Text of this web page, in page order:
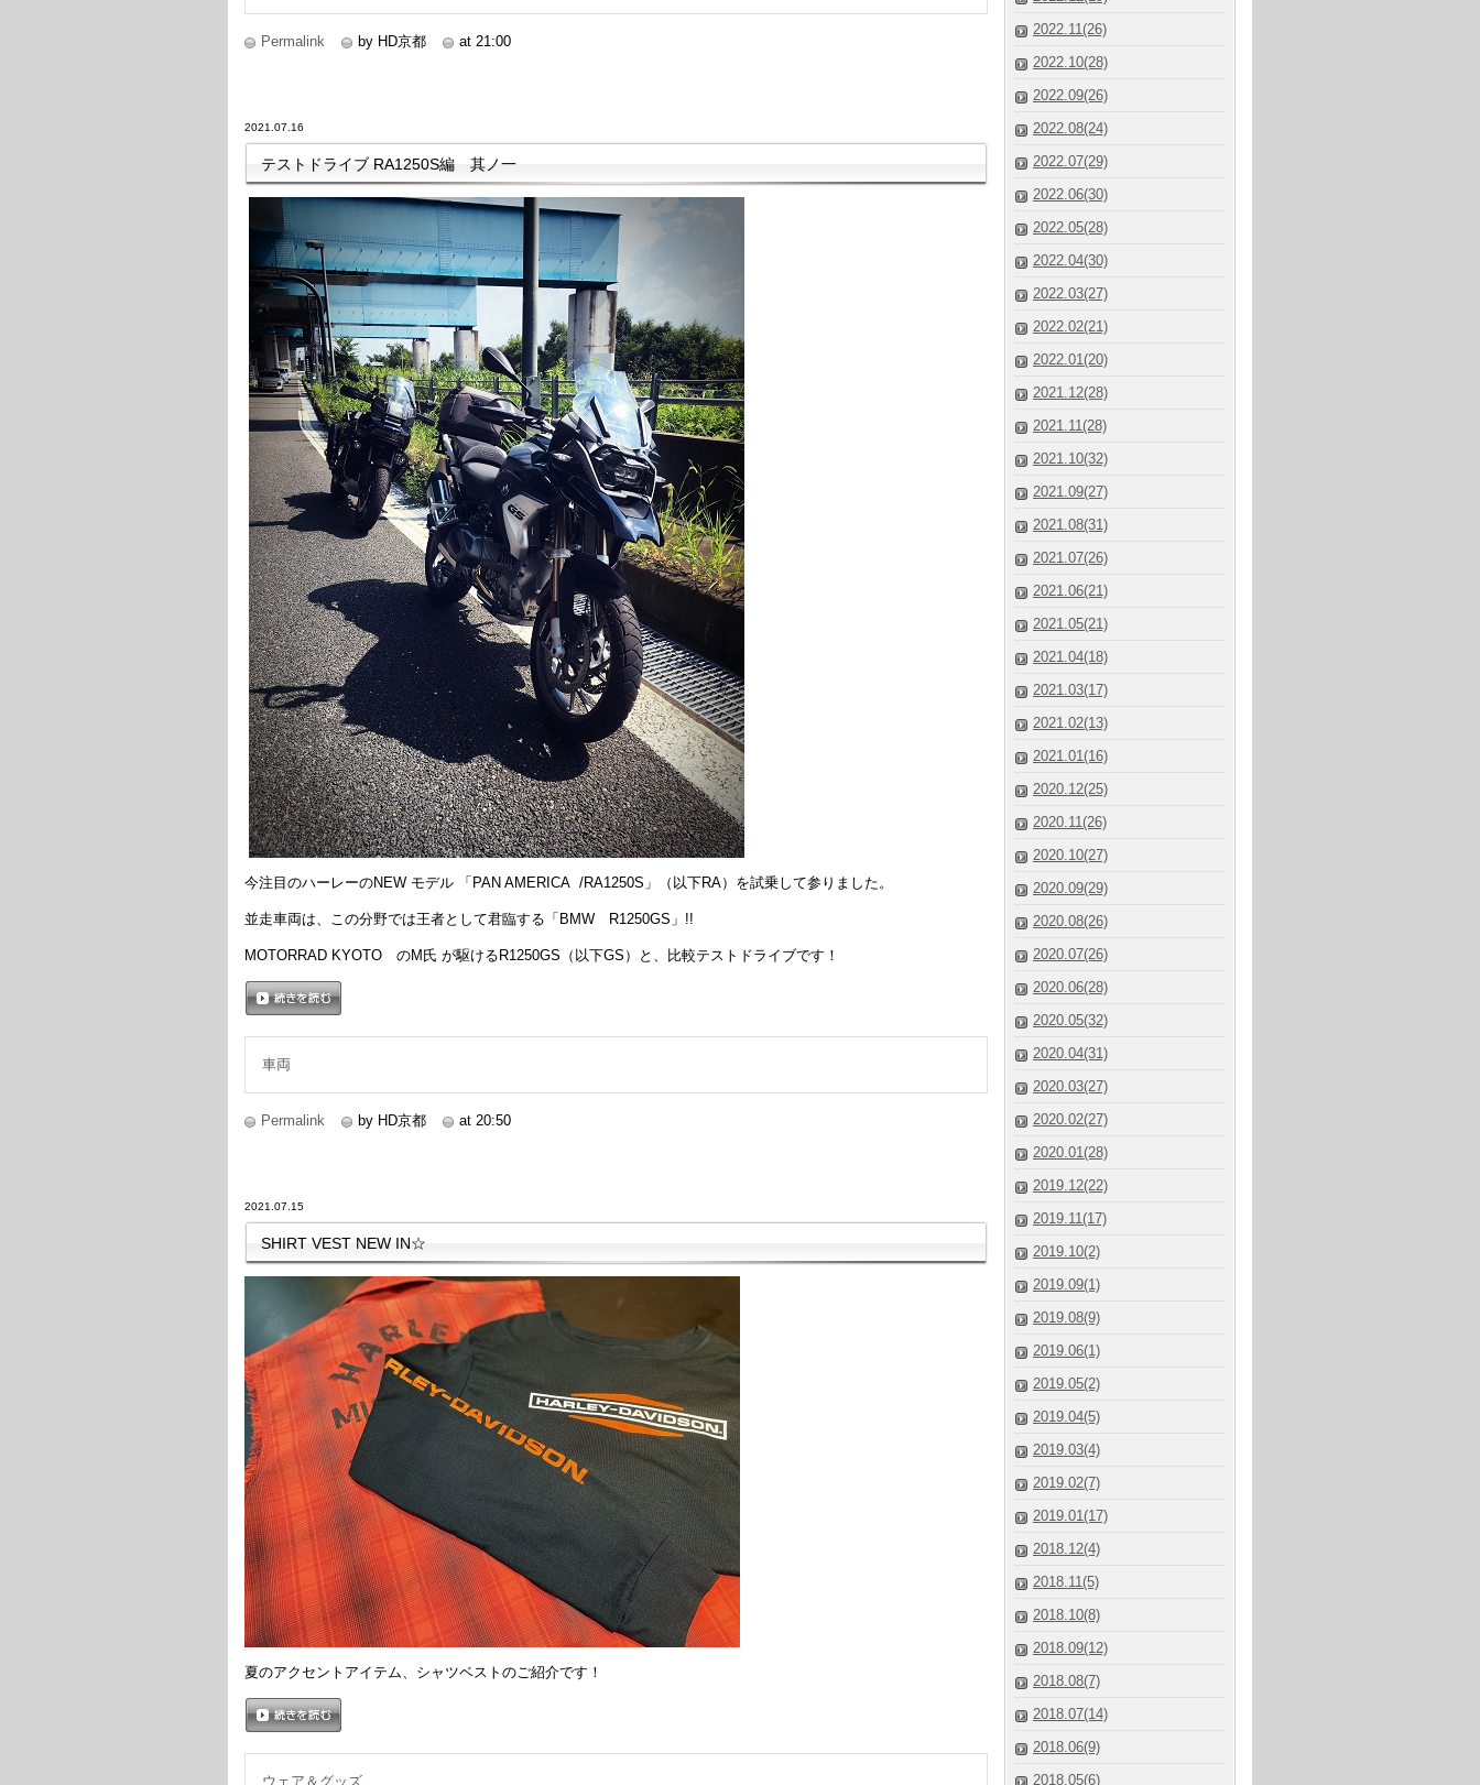
Permalink by HD京都 at 21:00
2021.07.16
テストドライブ RA1250S編 其ノ一
今注目のハーレーのNEW モデル 「PAN AMERICA /RA1250S」（以下RA）を試乗して参りました。
並走車両は、この分野では王者として君臨する「BMW R1250GS」!!
MOTORRAD KYOTO のM氏 が駆けるR1250GS（以下GS）と、比較テストドライブです！
車両
Permalink by HD京都 at 20:50
2021.07.15
SHIRT VEST NEW IN☆
夏のアクセントアイテム、シャツベストのご紹介です！
ウェア＆グッズ
2022.11(26)
2022.10(28)
2022.09(26)
2022.08(24)
2022.07(29)
2022.06(30)
2022.05(28)
2022.04(30)
2022.03(27)
2022.02(21)
2022.01(20)
2021.12(28)
2021.11(28)
2021.10(32)
2021.09(27)
2021.08(31)
2021.07(26)
2021.06(21)
2021.05(21)
2021.04(18)
2021.03(17)
2021.02(13)
2021.01(16)
2020.12(25)
2020.11(26)
2020.10(27)
2020.09(29)
2020.08(26)
2020.07(26)
2020.06(28)
2020.05(32)
2020.04(31)
2020.03(27)
2020.02(27)
2020.01(28)
2019.12(22)
2019.11(17)
2019.10(2)
2019.09(1)
2019.08(9)
2019.06(1)
2019.05(2)
2019.04(5)
2019.03(4)
2019.02(7)
2019.01(17)
2018.12(4)
2018.11(5)
2018.10(8)
2018.09(12)
2018.08(7)
2018.07(14)
2018.06(9)
2018.05(6)